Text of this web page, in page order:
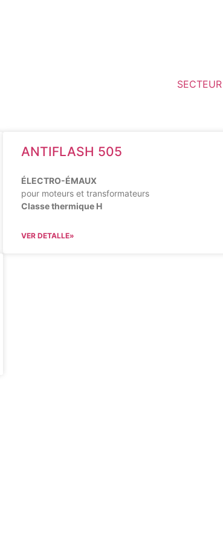
SECTEUR
ANTIFLASH 505
ÉLECTRO-ÉMAUX
pour moteurs et transformateurs
Classe thermique H
VER DETALLE»